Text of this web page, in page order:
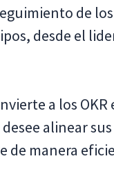
de
desde el
a los
alinear
de manera